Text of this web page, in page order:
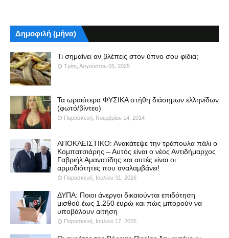
Δημοφιλή (μήνα)
Τι σημαίνει αν βλέπεις στον ύπνο σου φίδια;
Τρίτη, Αυγούστου 05, 2025
Τα ωραιότερα ΦΥΣΙΚΑ στήθη διάσημων ελληνίδων
(φωτό/βίντεο)
Παρασκευή, Νοεμβρίου 14, 2014
ΑΠΟΚΛΕΙΣΤΙΚΟ: Ανακάτεψε την τράπουλα πάλι ο
Κομπατσιάρης – Αυτός είναι ο νέος Αντιδήμαρχος
Γαβριήλ Αμανατίδης και αυτές είναι οι
αρμοδιότητες που αναλαμβάνει!
Παρασκευή, Ιουλίου 31, 2026
ΔΥΠΑ: Ποιοι άνεργοι δικαιούνται επιδότηση
μισθού έως 1.250 ευρώ και πώς μπορούν να
υποβάλουν αίτηση
Παρασκευή, Ιουλίου 17, 2026